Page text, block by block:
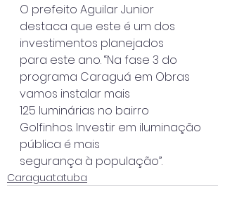
O prefeito Aguilar Junior
destaca que este é um dos
investimentos planejados
para este ano. “Na fase 3 do
programa Caraguá em Obras
vamos instalar mais
125 luminárias no bairro
Golfinhos. Investir em iluminação
pública é mais
segurança à população”.
Caraguatatuba